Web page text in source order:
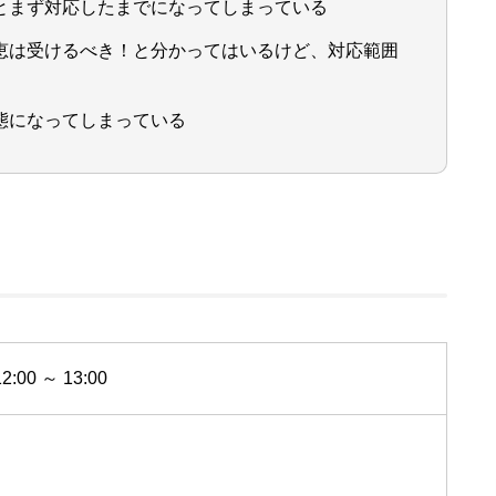
ず対応したまでになってしまっている
受けるべき！と分かってはいるけど、対応範囲
になってしまっている
～ 13:00